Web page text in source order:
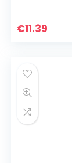
koorden en
€11.39